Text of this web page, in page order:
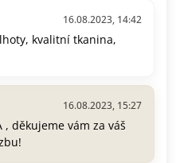
16.08.2023, 14:42
kvalitní tkanina,
16.08.2023, 15:27
, děkujeme vám za váš